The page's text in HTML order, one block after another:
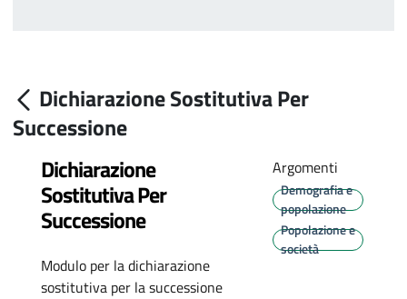
Dichiarazione Sostitutiva Per
Successione
Dichiarazione
Sostitutiva Per
Successione
Modulo per la dichiarazione
sostitutiva per la successione
Argomenti
Demografia e
popolazione
Popolazione e
società